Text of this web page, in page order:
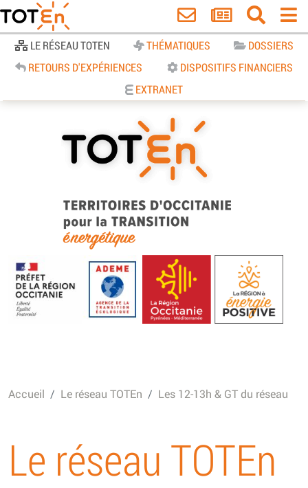
LE RÉSEAU TOTEN THÉMATIQUES
DOSSIERS
RETOURS D'EXPÉRIENCES
DISPOSITIFS FINANCIERS
EXTRANET
TOTEn Occitanie | Territoires
d’Occitanie pour la Transition
Energétique
Accueil Le réseau TOTEn Les 12-13h & GT du réseau
Le réseau TOTEn